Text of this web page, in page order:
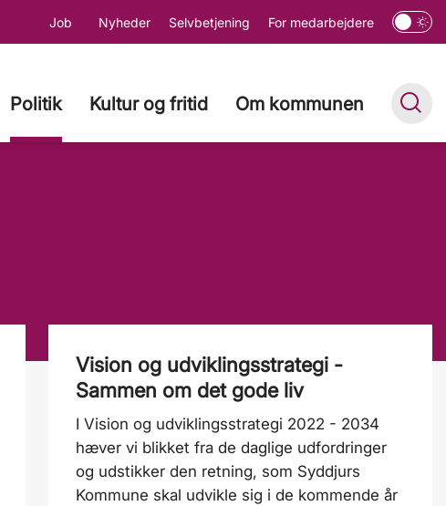
Job Nyheder Selvbetjening For medarbejdere
Politik Kultur og fritid Om kommunen
Vision og udviklingsstrategi -
Sammen om det gode liv
I Vision og udviklingsstrategi 2022 - 2034
hæver vi blikket fra de daglige udfordringer
og udstikker den retning, som Syddjurs
Kommune skal udvikle sig i de kommende år